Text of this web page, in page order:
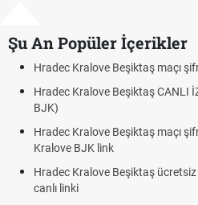
Şu An Popüler İçerikler
Beşiktaş maçı şifresiz canlı yayın
Beşiktaş CANLI İZLE ŞİFRESİZ
Beşiktaş maçı şifresiz S Sport
Beşiktaş ücretsiz izle, Hradec